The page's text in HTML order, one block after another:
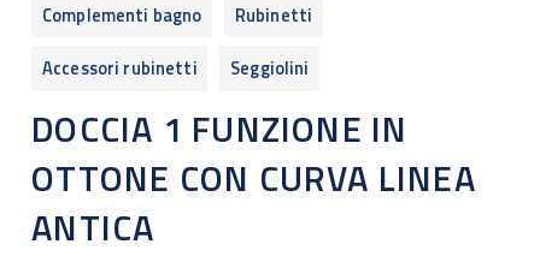
Complementi bagno Rubinetti
Accessori rubinetti Seggiolini
DOCCIA 1 FUNZIONE IN
OTTONE CON CURVA LINEA
ANTICA